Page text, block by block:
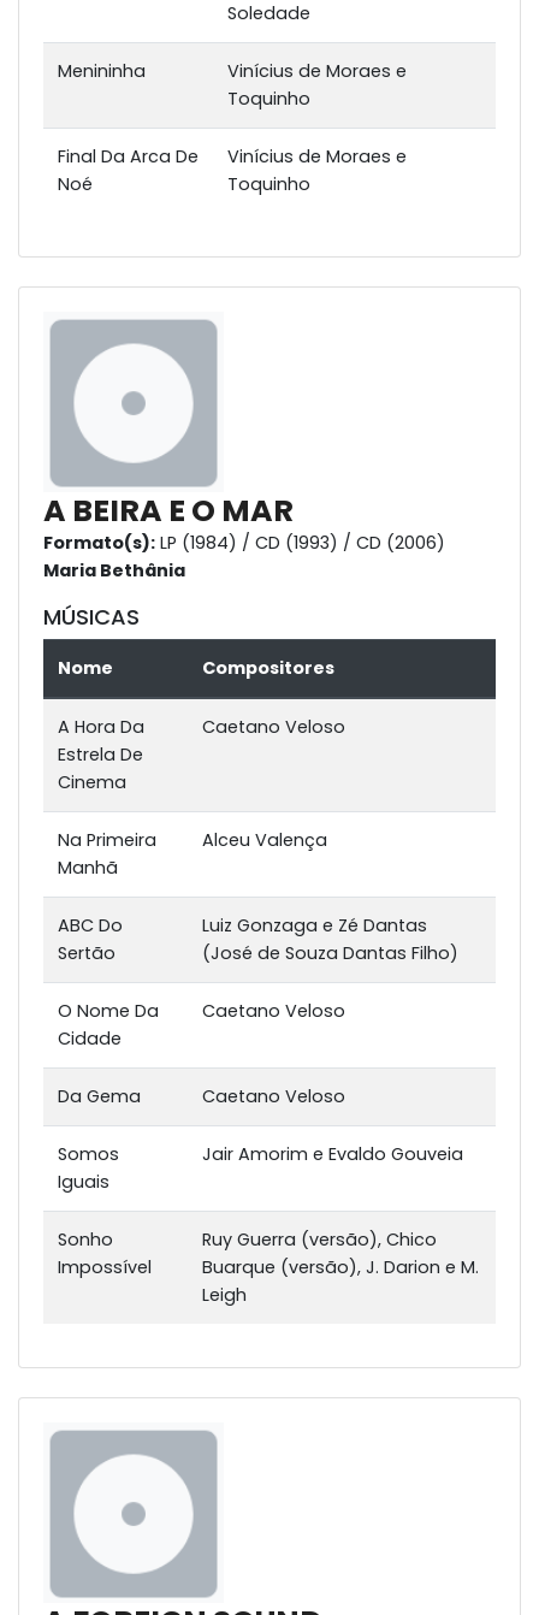
Soledade
Menininha
Vinícius de Moraes e
Toquinho
Final Da Arca De
Noé
Vinícius de Moraes e
Toquinho
A BEIRA E O MAR
Formato(s): LP (1984) / CD (1993) / CD (2006)
Maria Bethânia
MÚSICAS
Nome Compositores
A Hora Da
Estrela De
Cinema
Caetano Veloso
Na Primeira
Manhã
Alceu Valença
ABC Do
Sertão
Luiz Gonzaga e Zé Dantas
(José de Souza Dantas Filho)
O Nome Da
Cidade
Caetano Veloso
Da Gema Caetano Veloso
Somos
Iguais
Jair Amorim e Evaldo Gouveia
Sonho
Impossível
Ruy Guerra (versão), Chico
Buarque (versão), J. Darion e M.
Leigh